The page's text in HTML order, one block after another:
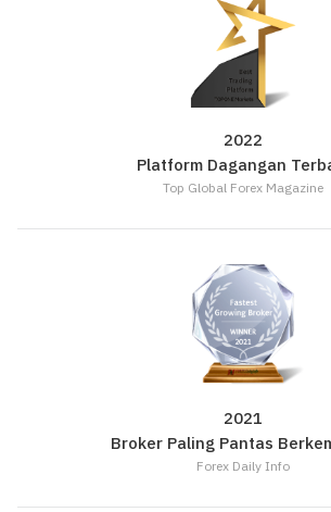
2022
Platform Dagangan
Top Global Forex Magazine
2021
Broker Paling Pantas
Forex Daily Info